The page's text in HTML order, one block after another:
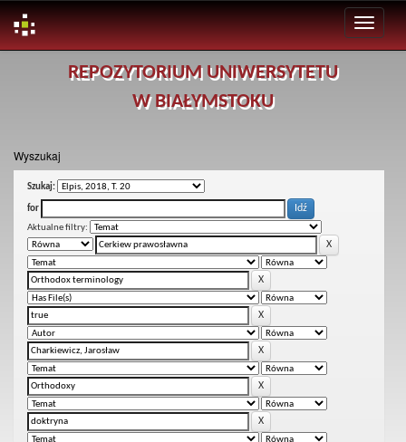
REPOZYTORIUM UNIWERSYTETU
W BIAŁYMSTOKU
Wyszukaj
Szukaj:
for
Aktualne filtry: